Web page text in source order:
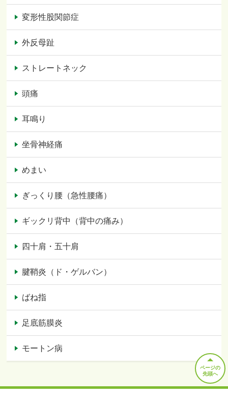
変形性股関節症
外反母趾
ストレートネック
頭痛
耳鳴り
坐骨神経痛
めまい
ぎっくり腰（急性腰痛）
ギックリ背中（背中の痛み）
四十肩・五十肩
腱鞘炎（ド・ゲルバン）
ばね指
足底筋膜炎
モートン病
ページの
先頭へ